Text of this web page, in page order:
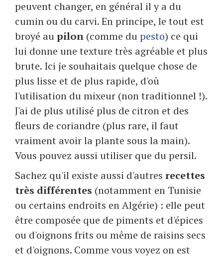
peuvent changer, en général il y a du
cumin ou du carvi. En principe, le tout est
broyé aupilon (comme dupesto) ce qui
lui donne une texture très agréable et plus
brute. Ici je souhaitais quelque chose de
plus lisse et de plus rapide, d'où
l'utilisation du mixeur (non traditionnel !).
J'ai de plus utilisé plus de citron et des
fleurs de coriandre (plus rare, il faut
vraiment avoir la plante sous la main).
Vous pouvez aussi utiliser que du persil.
Sachez qu'il existe aussi d'autres recettes
très différentes (notamment en Tunisie
ou certains endroits en Algérie) : elle peut
être composée que de piments et d'épices
ou d'oignons frits ou même de raisins secs
et d'oignons. Comme vous voyez on est